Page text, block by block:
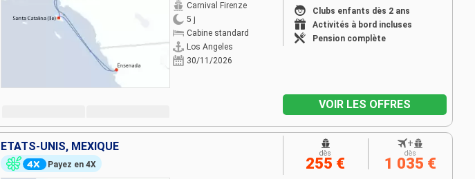
Carnival Firenze
5 j
Cabine standard
Los Angeles
30/11/2026
Clubs enfants dès 2 ans
Activités à bord incluses
Pension complète
VOIR LES OFFRES
ÉTATS-UNIS, MEXIQUE
Payez en 4X
dès
255 €
+
dès
1 035 €